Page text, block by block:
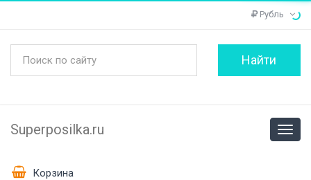
Рубль
Superposilka.ru
Корзина